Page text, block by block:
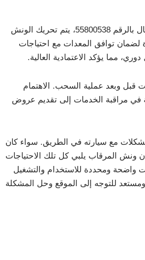
أحد أبرز مزايا ونش المرقاب هي التركيز على راحة العملاء. بمجرد الاتصال بالرقم 55800538، يتم تحريك الونش
لضمان توافق المعدات مع احتياجات
مما يؤكد الاعتمادية العالية.
قبل وبعد عملية السحب. الاهتمام
في مراقبة الخدمات إلى تقديم عروض
مع سيارته في الطريق. سواء كان
المرقاب يلبي كل تلك الاحتياجات
واضحة ومحددة للاستخدام والتشغيل
للتوجه إلى الموقع وحل المشكلة